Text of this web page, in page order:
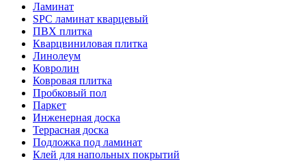
Ламинат
SPC ламинат кварцевый
ПВХ плитка
Кварцвиниловая плитка
Линолеум
Ковролин
Ковровая плитка
Пробковый пол
Паркет
Инженерная доска
Террасная доска
Подложка под ламинат
Клей для напольных покрытий